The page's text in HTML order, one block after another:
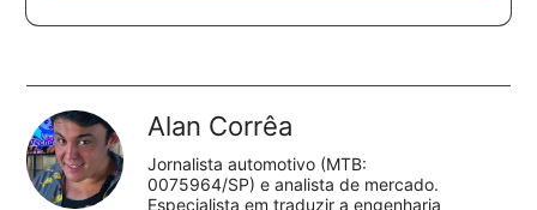
Alan Corrêa
Jornalista automotivo (MTB:
0075964/SP) e analista de mercado.
Especialista em traduzir a engenharia